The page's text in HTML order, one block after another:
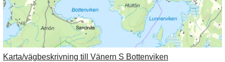
Karta/vägbeskrivning till Vänern S Bottenviken